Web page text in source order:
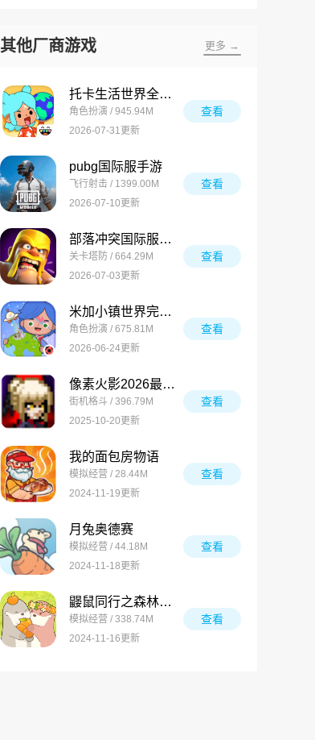
其他厂商游戏 更多 →
托卡生活世界全解锁版
角色扮演 / 945.94M
2026-07-31更新
查看
pubg国际服手游
飞行射击 / 1399.00M
2026-07-10更新
查看
部落冲突国际服最新版
关卡塔防 / 664.29M
2026-07-03更新
查看
米加小镇世界完整版
角色扮演 / 675.81M
2026-06-24更新
查看
像素火影2026最新版
街机格斗 / 396.79M
2025-10-20更新
查看
我的面包房物语
模拟经营 / 28.44M
2024-11-19更新
查看
月兔奥德赛
模拟经营 / 44.18M
2024-11-18更新
查看
鼹鼠同行之森林之家万圣节版
模拟经营 / 338.74M
2024-11-16更新
查看